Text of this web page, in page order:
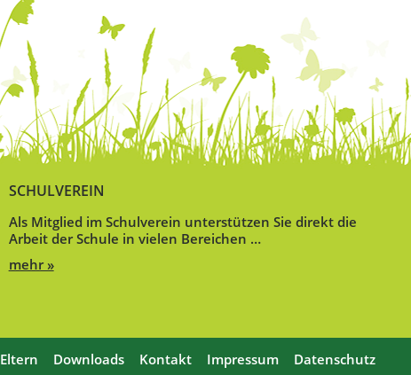
SCHULVEREIN
Als Mitglied im Schulverein unterstützen Sie direkt die
Arbeit der Schule in vielen Bereichen …
mehr »
Eltern Downloads Kontakt Impressum Datenschutz